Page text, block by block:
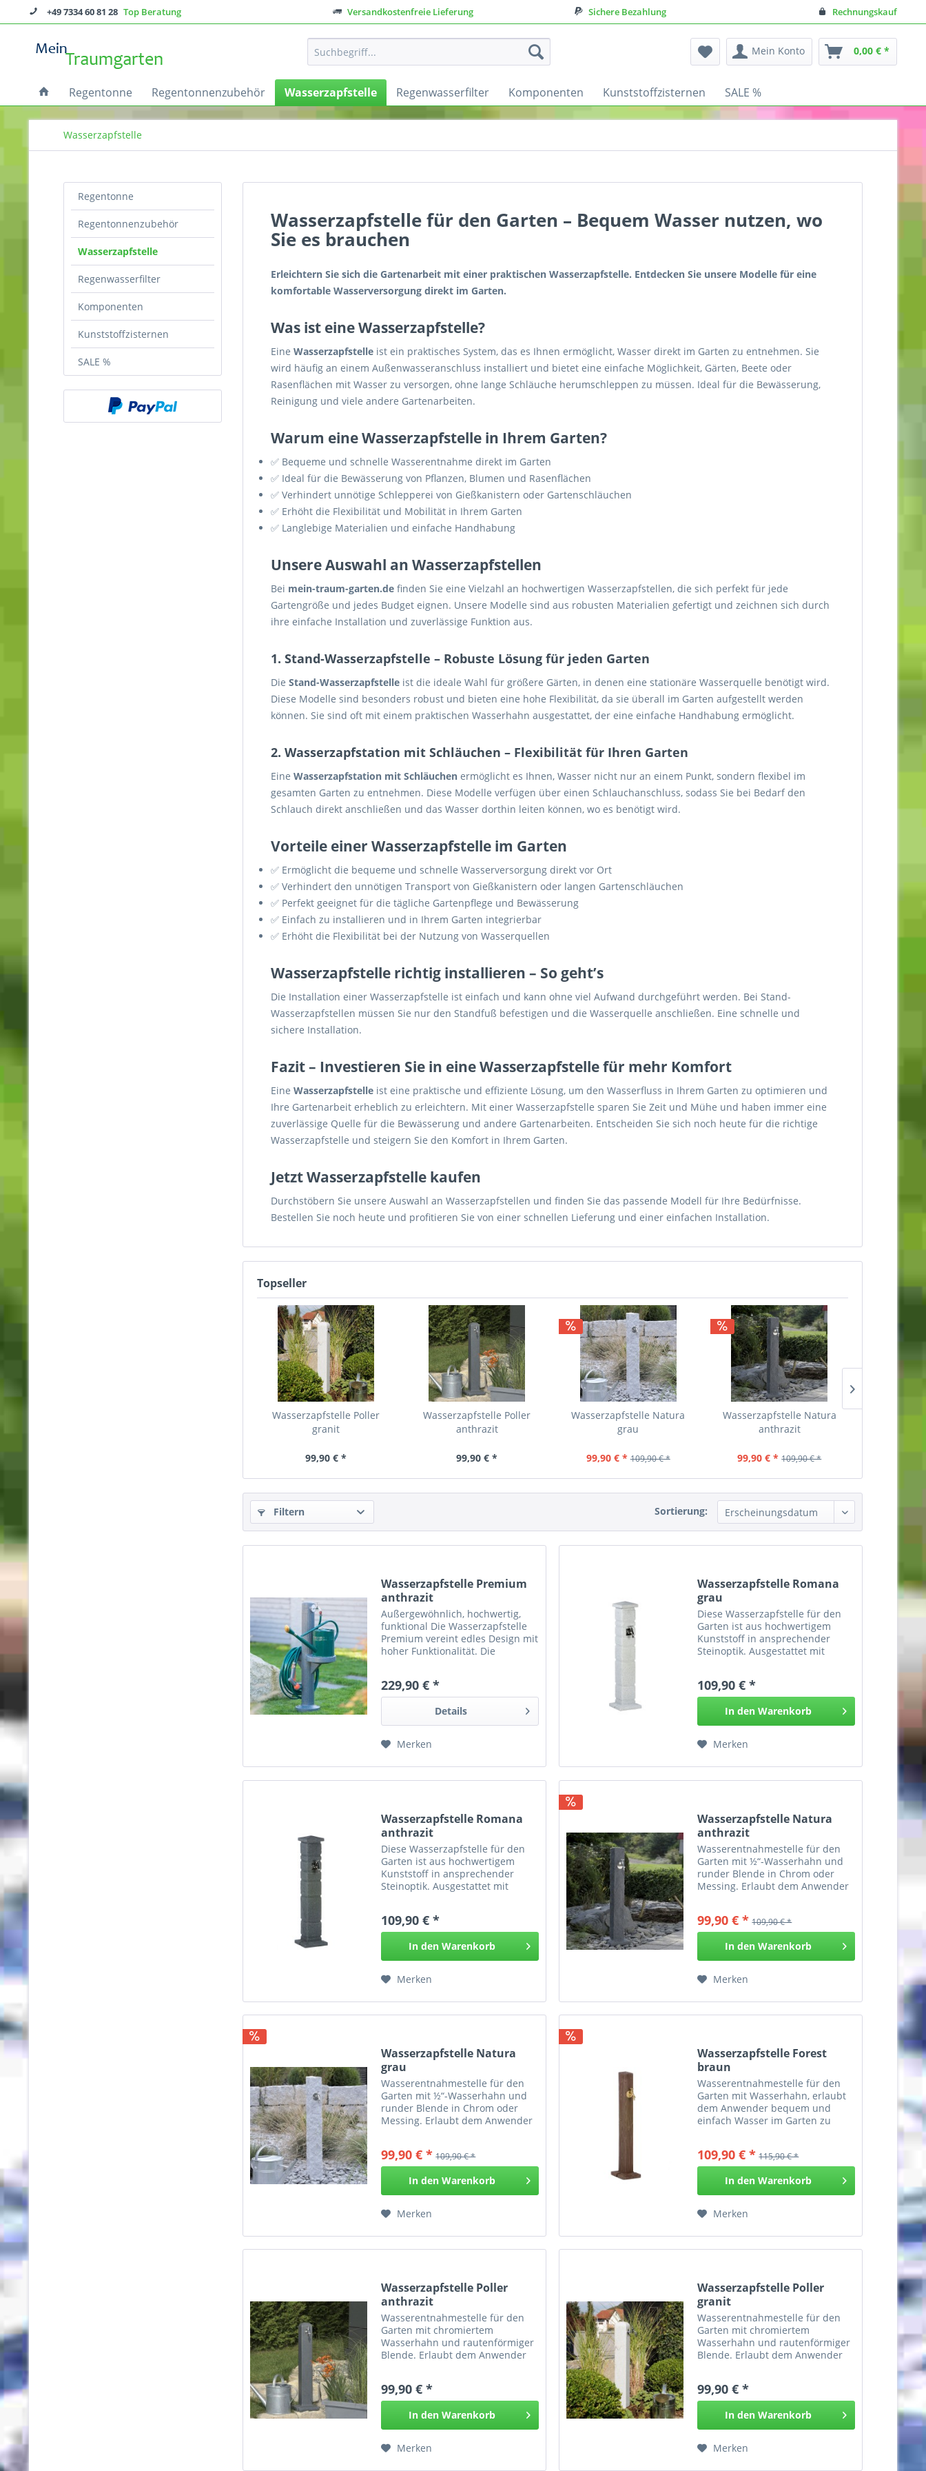
+49 7334 60 81 28 Top Beratung Versandkostenfreie Lieferung Sichere Bezahlung Rechnungskauf
Mein Konto 0,00 € *
Regentonne Regentonnenzubehör Wasserzapfstelle Regenwasserfilter Komponenten Kunststoffzisternen SALE %
Wasserzapfstelle
Regentonne
Regentonnenzubehör
Wasserzapfstelle
Regenwasserfilter
Komponenten
Kunststoffzisternen
SALE %
Wasserzapfstelle für den Garten – Bequem Wasser nutzen, wo
Sie es brauchen
Erleichtern Sie sich die Gartenarbeit mit einer praktischen Wasserzapfstelle. Entdecken Sie unsere Modelle für eine
komfortable Wasserversorgung direkt im Garten.
Was ist eine Wasserzapfstelle?
Eine Wasserzapfstelle ist ein praktisches System, das es Ihnen ermöglicht, Wasser direkt im Garten zu entnehmen. Sie
wird häufig an einem Außenwasseranschluss installiert und bietet eine einfache Möglichkeit, Gärten, Beete oder
Rasenflächen mit Wasser zu versorgen, ohne lange Schläuche herumschleppen zu müssen. Ideal für die Bewässerung,
Reinigung und viele andere Gartenarbeiten.
Warum eine Wasserzapfstelle in Ihrem Garten?
✅ Bequeme und schnelle Wasserentnahme direkt im Garten
✅ Ideal für die Bewässerung von Pflanzen, Blumen und Rasenflächen
✅ Verhindert unnötige Schlepperei von Gießkanistern oder Gartenschläuchen
✅ Erhöht die Flexibilität und Mobilität in Ihrem Garten
✅ Langlebige Materialien und einfache Handhabung
Unsere Auswahl an Wasserzapfstellen
Bei mein-traum-garten.de finden Sie eine Vielzahl an hochwertigen Wasserzapfstellen, die sich perfekt für jede
Gartengröße und jedes Budget eignen. Unsere Modelle sind aus robusten Materialien gefertigt und zeichnen sich durch
ihre einfache Installation und zuverlässige Funktion aus.
1. Stand-Wasserzapfstelle – Robuste Lösung für jeden Garten
Die Stand-Wasserzapfstelle ist die ideale Wahl für größere Gärten, in denen eine stationäre Wasserquelle benötigt wird.
Diese Modelle sind besonders robust und bieten eine hohe Flexibilität, da sie überall im Garten aufgestellt werden
können. Sie sind oft mit einem praktischen Wasserhahn ausgestattet, der eine einfache Handhabung ermöglicht.
2. Wasserzapfstation mit Schläuchen – Flexibilität für Ihren Garten
Eine Wasserzapfstation mit Schläuchen ermöglicht es Ihnen, Wasser nicht nur an einem Punkt, sondern flexibel im
gesamten Garten zu entnehmen. Diese Modelle verfügen über einen Schlauchanschluss, sodass Sie bei Bedarf den
Schlauch direkt anschließen und das Wasser dorthin leiten können, wo es benötigt wird.
Vorteile einer Wasserzapfstelle im Garten
✅ Ermöglicht die bequeme und schnelle Wasserversorgung direkt vor Ort
✅ Verhindert den unnötigen Transport von Gießkanistern oder langen Gartenschläuchen
✅ Perfekt geeignet für die tägliche Gartenpflege und Bewässerung
✅ Einfach zu installieren und in Ihrem Garten integrierbar
✅ Erhöht die Flexibilität bei der Nutzung von Wasserquellen
Wasserzapfstelle richtig installieren – So geht’s
Die Installation einer Wasserzapfstelle ist einfach und kann ohne viel Aufwand durchgeführt werden. Bei Stand-
Wasserzapfstellen müssen Sie nur den Standfuß befestigen und die Wasserquelle anschließen. Eine schnelle und
sichere Installation.
Fazit – Investieren Sie in eine Wasserzapfstelle für mehr Komfort
Eine Wasserzapfstelle ist eine praktische und effiziente Lösung, um den Wasserfluss in Ihrem Garten zu optimieren und
Ihre Gartenarbeit erheblich zu erleichtern. Mit einer Wasserzapfstelle sparen Sie Zeit und Mühe und haben immer eine
zuverlässige Quelle für die Bewässerung und andere Gartenarbeiten. Entscheiden Sie sich noch heute für die richtige
Wasserzapfstelle und steigern Sie den Komfort in Ihrem Garten.
Jetzt Wasserzapfstelle kaufen
Durchstöbern Sie unsere Auswahl an Wasserzapfstellen und finden Sie das passende Modell für Ihre Bedürfnisse.
Bestellen Sie noch heute und profitieren Sie von einer schnellen Lieferung und einer einfachen Installation.
Topseller
Wasserzapfstelle Poller
granit
99,90 € *
Wasserzapfstelle Poller
anthrazit
99,90 € *
Wasserzapfstelle Natura
grau
99,90 € * 109,90 € *
Wasserzapfstelle Natura
anthrazit
99,90 € * 109,90 € *
Filtern Sortierung:
Wasserzapfstelle Premium
anthrazit
Außergewöhnlich, hochwertig,
funktional Die Wasserzapfstelle
Premium vereint edles Design mit
hoher Funktionalität. Die
für zeitlose Eleganz. Eine
gestalterische Besonderheit...
229,90 € *
Details
Merken
Wasserzapfstelle Romana
grau
Diese Wasserzapfstelle für den
Garten ist aus hochwertigem
Kunststoff in ansprechender
Steinoptik. Ausgestattet mit
entsprechender quadratischer
Verblendung. Die Wasserzufuhr
erfolgt über...
109,90 € *
In den Warenkorb
Merken
Wasserzapfstelle Romana
anthrazit
Diese Wasserzapfstelle für den
Garten ist aus hochwertigem
Kunststoff in ansprechender
Steinoptik. Ausgestattet mit
entsprechender quadratischer
Verblendung. Die Wasserzufuhr
erfolgt über...
109,90 € *
In den Warenkorb
Merken
Wasserzapfstelle Natura
anthrazit
Wasserentnahmestelle für den
Garten mit ½“-Wasserhahn und
runder Blende in Chrom oder
Messing. Erlaubt dem Anwender
Wasserzapfstelle Natura sieht
aus wie eine naturbelassene
Stele und...
99,90 € * 109,90 € *
In den Warenkorb
Merken
Wasserzapfstelle Natura
grau
Wasserentnahmestelle für den
Garten mit ½“-Wasserhahn und
runder Blende in Chrom oder
Messing. Erlaubt dem Anwender
Wasserzapfstelle Natura sieht
aus wie eine naturbelassene
Stele und...
99,90 € * 109,90 € *
In den Warenkorb
Merken
Wasserzapfstelle Forest
braun
Wasserentnahmestelle für den
Garten mit Wasserhahn, erlaubt
dem Anwender bequem und
einfach Wasser im Garten zu
ein rustikaler Holzpfahl, ist aber
aus hochwertigem Kunststoff in...
109,90 € * 115,90 € *
In den Warenkorb
Merken
Wasserzapfstelle Poller
anthrazit
Wasserentnahmestelle für den
Garten mit chromiertem
Wasserhahn und rautenförmiger
Blende. Erlaubt dem Anwender
Verbindung mit
Regenwasseranlagen für die
Gartenbewässerung. Der...
99,90 € *
In den Warenkorb
Merken
Wasserzapfstelle Poller
granit
Wasserentnahmestelle für den
Garten mit chromiertem
Wasserhahn und rautenförmiger
Blende. Erlaubt dem Anwender
Verbindung mit
Regenwasseranlagen für die
Gartenbewässerung. Der...
99,90 € *
In den Warenkorb
Merken